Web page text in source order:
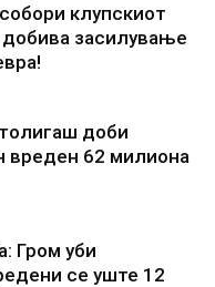
клупскиот
засилување
доби
вреден 62 милиона
Гром уби
се уште 12